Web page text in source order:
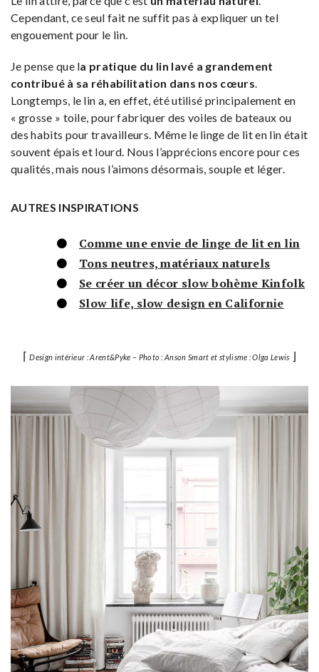
Cependant, ce seul fait ne suffit pas à expliquer un tel
engouement pour le lin.
Je pense que la pratique du lin lavé a grandement
contribué à sa réhabilitation dans nos cœurs.
Longtemps, le lin a, en effet, été utilisé principalement en
« grosse » toile, pour fabriquer des voiles de bateaux ou
des habits pour travailleurs. Même le linge de lit en lin était
souvent épais et lourd. Nous l’apprécions encore pour ces
qualités, mais nous l’aimons désormais, souple et léger.
AUTRES INSPIRATIONS
Comme une envie de linge de lit en lin
Tons neutres, matériaux naturels
Se créer un décor slow bohème Kinfolk
Slow life, slow design en Californie
⌈Design intérieur : Arent&Pyke – Photo : Anson Smart et stylisme : Olga Lewis ⌋